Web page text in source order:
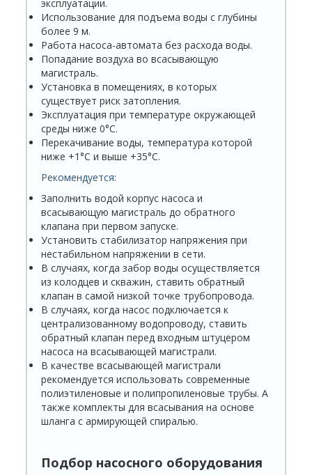
эксплуатации.
Использование для подъема воды с глубины
более 9 м.
Работа насоса-автомата без расхода воды.
Попадание воздуха во всасывающую
магистраль.
Установка в помещениях, в которых
существует риск затопления.
Эксплуатация при температуре окружающей
среды ниже 0°С.
Перекачивание воды, температура которой
ниже +1°С и выше +35°С.
Рекомендуется:
Заполнить водой корпус насоса и
всасывающую магистраль до обратного
клапана при первом запуске.
Установить стабилизатор напряжения при
нестабильном напряжении в сети.
В случаях, когда забор воды осуществляется
из колодцев и скважин, ставить обратный
клапан в самой низкой точке трубопровода.
В случаях, когда насос подключается к
централизованному водопроводу, ставить
обратный клапан перед входным штуцером
насоса на всасывающей магистрали.
В качестве всасывающей магистрали
рекомендуется использовать современные
полиэтиленовые и полипропиленовые трубы. А
также комплекты для всасывания на основе
шланга с армирующей спиралью.
Подбор насосного оборудования